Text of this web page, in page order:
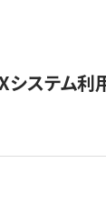
システム